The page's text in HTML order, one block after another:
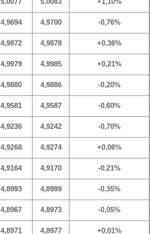
4,9694 4,9700 -0,76%
4,9872 4,9878 +0,36%
4,9979 4,9985 +0,21%
4,9880 4,9886 -0,20%
4,9581 4,9587 -0,60%
4,9236 4,9242 -0,70%
4,9268 4,9274 +0,06%
4,9164 4,9170 -0,21%
4,8993 4,8999 -0,35%
4,8967 4,8973 -0,05%
4,8971 4,8977 +0,01%